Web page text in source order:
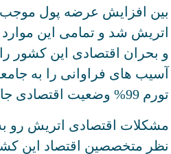
بین افزایش عرضه پول
اتریش شد و تمامی این
و بحران اقتصادی این کشور
آسیب های فراوانی را به
تورم 99% وضعیت اقتصادی جامعه بسیار وخیم شد.
مشکلات اقتصادی اتریش رو
نظر متخصصین اقتصاد این